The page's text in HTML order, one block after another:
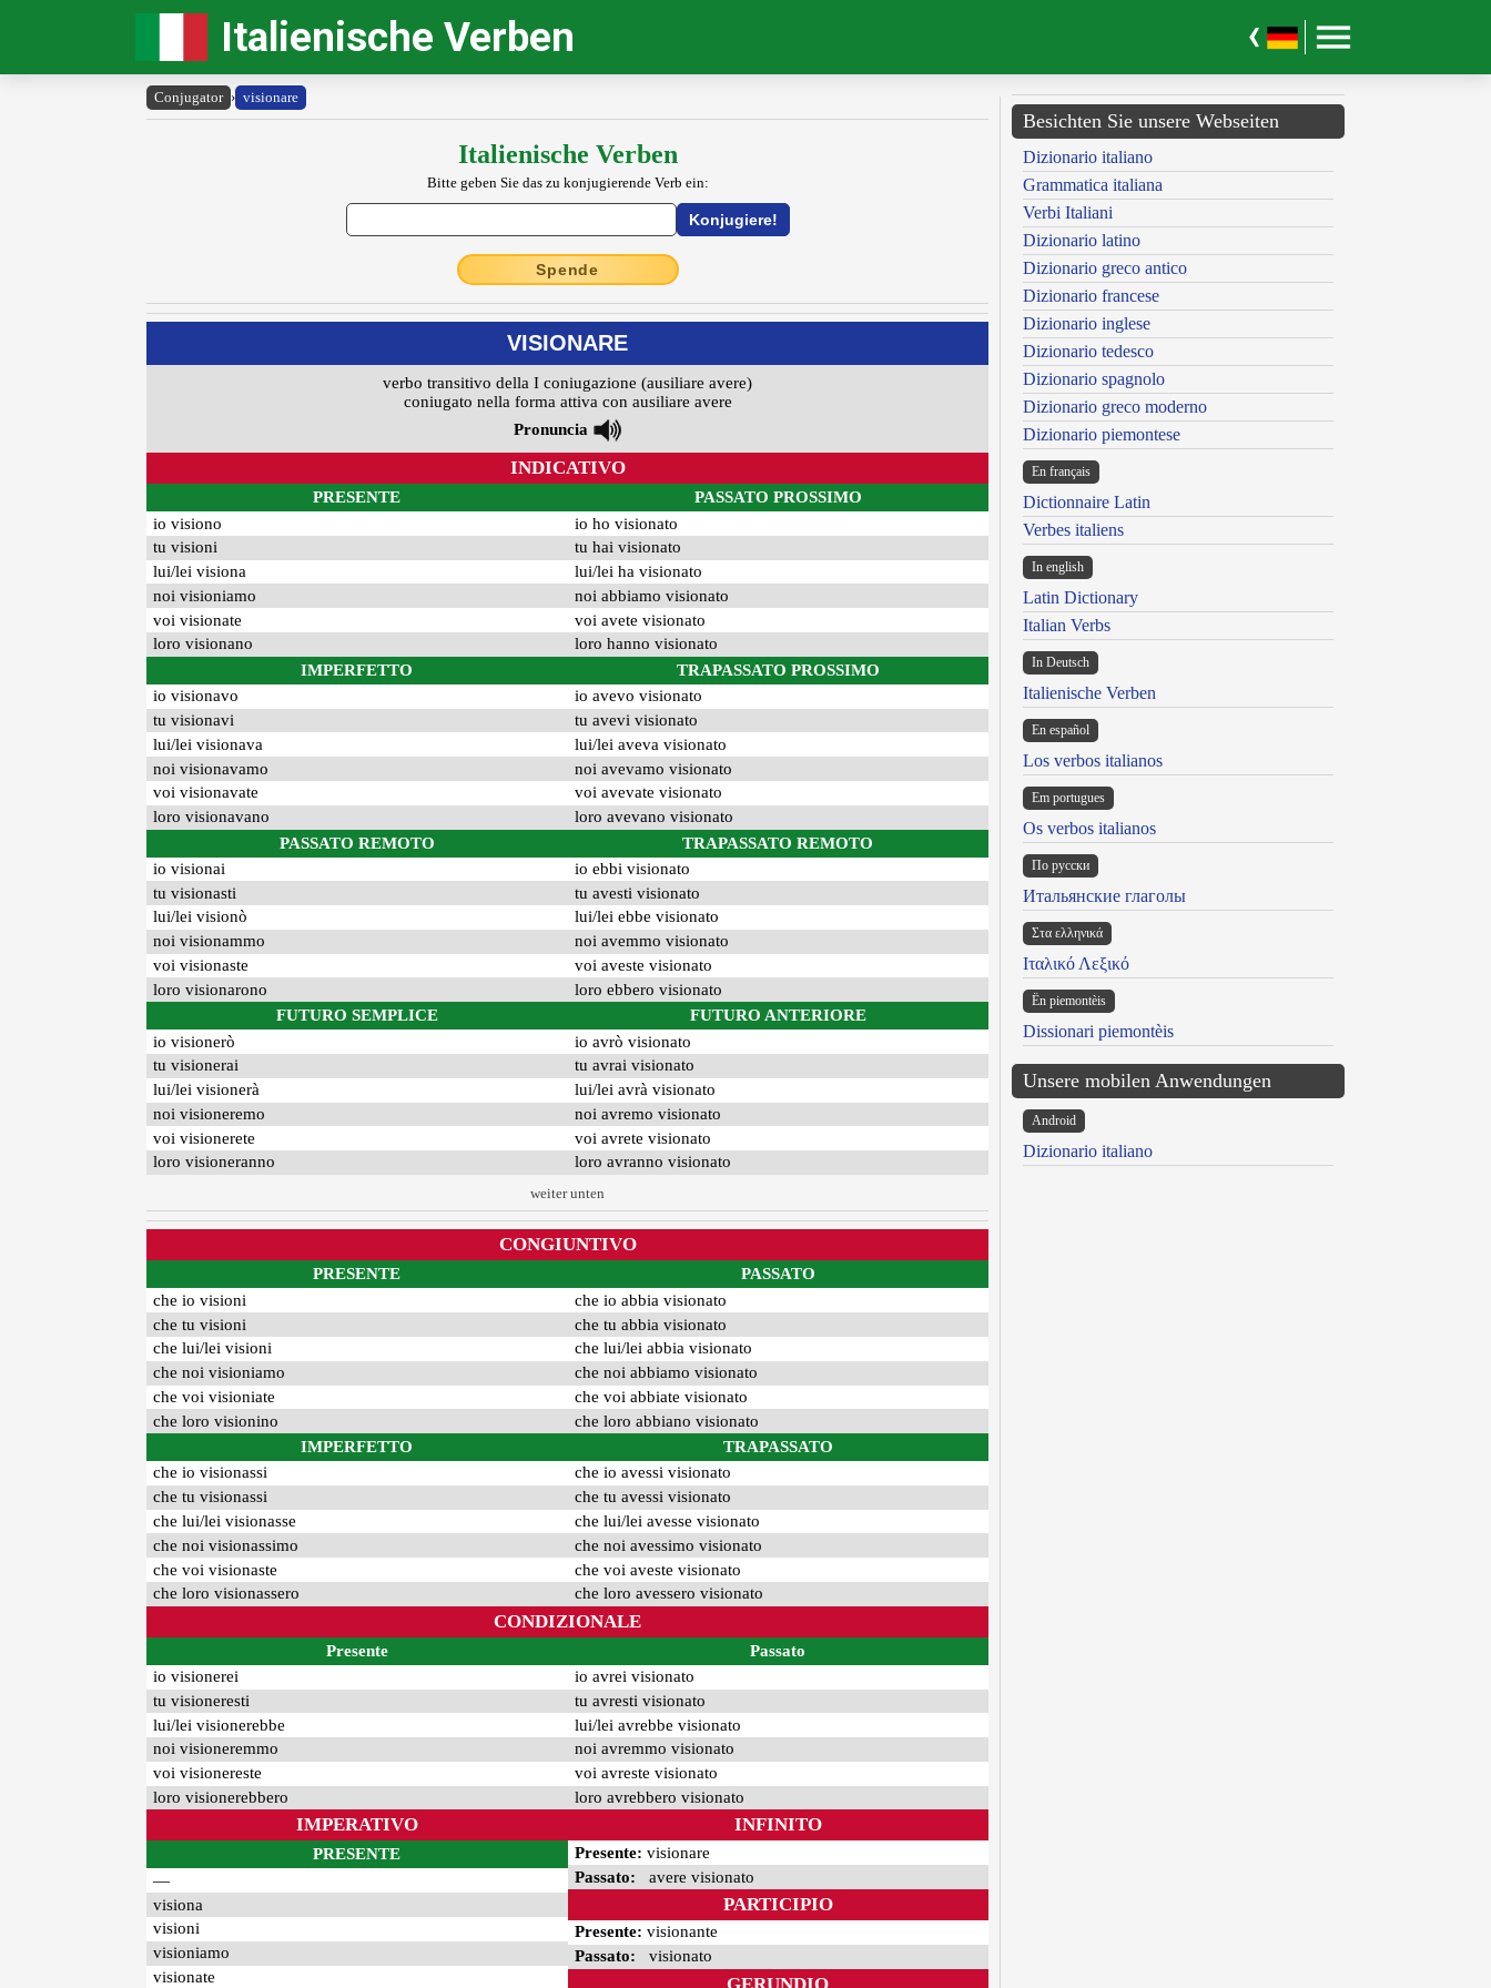
Italienische Verben
Conjugator › visionare
Italienische Verben
Bitte geben Sie das zu konjugierende Verb ein:
Spende
VISIONARE
verbo transitivo della I coniugazione (ausiliare avere)
coniugato nella forma attiva con ausiliare avere
Pronuncia
INDICATIVO
PRESENTE
io visiono
tu visioni
lui/lei visiona
noi visioniamo
voi visionate
loro visionano
IMPERFETTO
io visionavo
tu visionavi
lui/lei visionava
noi visionavamo
voi visionavate
loro visionavano
PASSATO REMOTO
io visionai
tu visionasti
lui/lei visionò
noi visionammo
voi visionaste
loro visionarono
FUTURO SEMPLICE
io visionerò
tu visionerai
lui/lei visionerà
noi visioneremo
voi visionerete
loro visioneranno
PASSATO PROSSIMO
io ho visionato
tu hai visionato
lui/lei ha visionato
noi abbiamo visionato
voi avete visionato
loro hanno visionato
TRAPASSATO PROSSIMO
io avevo visionato
tu avevi visionato
lui/lei aveva visionato
noi avevamo visionato
voi avevate visionato
loro avevano visionato
TRAPASSATO REMOTO
io ebbi visionato
tu avesti visionato
lui/lei ebbe visionato
noi avemmo visionato
voi aveste visionato
loro ebbero visionato
FUTURO ANTERIORE
io avrò visionato
tu avrai visionato
lui/lei avrà visionato
noi avremo visionato
voi avrete visionato
loro avranno visionato
weiter unten
CONGIUNTIVO
PRESENTE
che io visioni
che tu visioni
che lui/lei visioni
che noi visioniamo
che voi visioniate
che loro visionino
IMPERFETTO
che io visionassi
che tu visionassi
che lui/lei visionasse
che noi visionassimo
che voi visionaste
che loro visionassero
PASSATO
che io abbia visionato
che tu abbia visionato
che lui/lei abbia visionato
che noi abbiamo visionato
che voi abbiate visionato
che loro abbiano visionato
TRAPASSATO
che io avessi visionato
che tu avessi visionato
che lui/lei avesse visionato
che noi avessimo visionato
che voi aveste visionato
che loro avessero visionato
CONDIZIONALE
Presente
io visionerei
tu visioneresti
lui/lei visionerebbe
noi visioneremmo
voi visionereste
loro visionerebbero
Passato
io avrei visionato
tu avresti visionato
lui/lei avrebbe visionato
noi avremmo visionato
voi avreste visionato
loro avrebbero visionato
IMPERATIVO
PRESENTE
—
visiona
visioni
visioniamo
visionate
INFINITO
Presente: visionare
Passato: avere visionato
PARTICIPIO
Presente: visionante
Passato: visionato
GERUNDIO
Besichten Sie unsere Webseiten
Dizionario italiano
Grammatica italiana
Verbi Italiani
Dizionario latino
Dizionario greco antico
Dizionario francese
Dizionario inglese
Dizionario tedesco
Dizionario spagnolo
Dizionario greco moderno
Dizionario piemontese
En français
Dictionnaire Latin
Verbes italiens
In english
Latin Dictionary
Italian Verbs
In Deutsch
Italienische Verben
En español
Los verbos italianos
Em portugues
Os verbos italianos
По русски
Итальянские глаголы
Στα ελληνικά
Ιταλικό Λεξικό
Ën piemontèis
Dissionari piemontèis
Unsere mobilen Anwendungen
Android
Dizionario italiano